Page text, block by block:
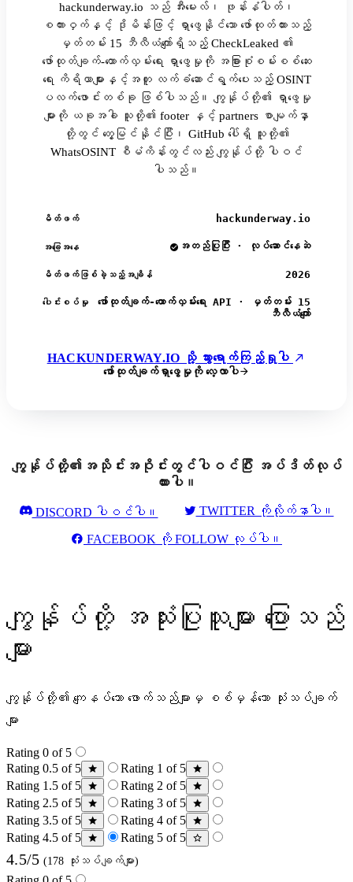
hackunderway.io သည် အီးမေးလ်၊ ဖုန်းနံပါတ်၊
စကားဝှက်နှင့် ဒိုမိန်းဖြင့် ရှာဖွေနိုင်သော ဖော်ထုတ်ထားသည့်
မှတ်တမ်း 15 ဘီလီယံကျော်ရှိသည့် CheckLeaked ၏
ဖော်ထုတ်ချက်-ထောက်လှမ်းရေး ရှာဖွေမှုကို အခြားစုံစမ်းစစ်ဆေး
ရေး ကိရိယာများနှင့်အတူ လက်ခံဆောင်ရွက်ပေးသည့် OSINT
ပလက်ဖောင်းတစ်ခု ဖြစ်ပါသည်။ ကျွန်ုပ်တို့၏ ရှာဖွေမှု
များကို ယခုအခါ သူတို့၏ footer နှင့် partners စာမျက်နှာ
တို့တွင် တွေ့မြင်နိုင်ပြီး၊ GitHub ပေါ်ရှိ သူတို့၏
WhatsOSINT စီမံကိန်းတွင်လည်း ကျွန်ုပ်တို့ ပါဝင်
ပါသည်။
မိတ်ဖက် hackunderway.io
အခြေအနေ အတည်ပြုပြီး · လုပ်ဆောင်နေဆဲ
မိတ်ဖက်ဖြစ်ခဲ့သည့်အချိန် 2026
ပေါင်းစပ်မှု
ဖော်ထုတ်ချက်-ထောက်လှမ်းရေး API · မှတ်တမ်း 15
ဘီလီယံကျော်
HACKUNDERWAY.IO သို့ သွားရောက်ကြည့်ရှုပါ
ဖော်ထုတ်ချက်ရှာဖွေမှုကို လေ့လာပါ
ကျွန်ုပ်တို့၏အသိုင်းအဝိုင်းတွင်ပါဝင်ပြီး အပ်ဒိတ်လုပ်
ထားပါ။
DISCORD ပါဝင်ပါ။ TWITTER ကိုလိုက်နာပါ။
FACEBOOK ကို FOLLOW လုပ်ပါ။
ကျွန်ုပ်တို့ အသုံးပြုသူများ ပြောသည်
များ
ကျွန်ုပ်တို့၏ ကျေနပ်သော ဖောက်သည်များမှ စစ်မှန်သော သုံးသပ်ချက်
များ
Rating 0 of 5
Rating 0.5 of 5
Rating 1 of 5
Rating 1.5 of 5
Rating 2 of 5
Rating 2.5 of 5
Rating 3 of 5
Rating 3.5 of 5
Rating 4 of 5
Rating 4.5 of 5
Rating 5 of 5
4.5/5 (178 သုံးသပ်ချက်များ)